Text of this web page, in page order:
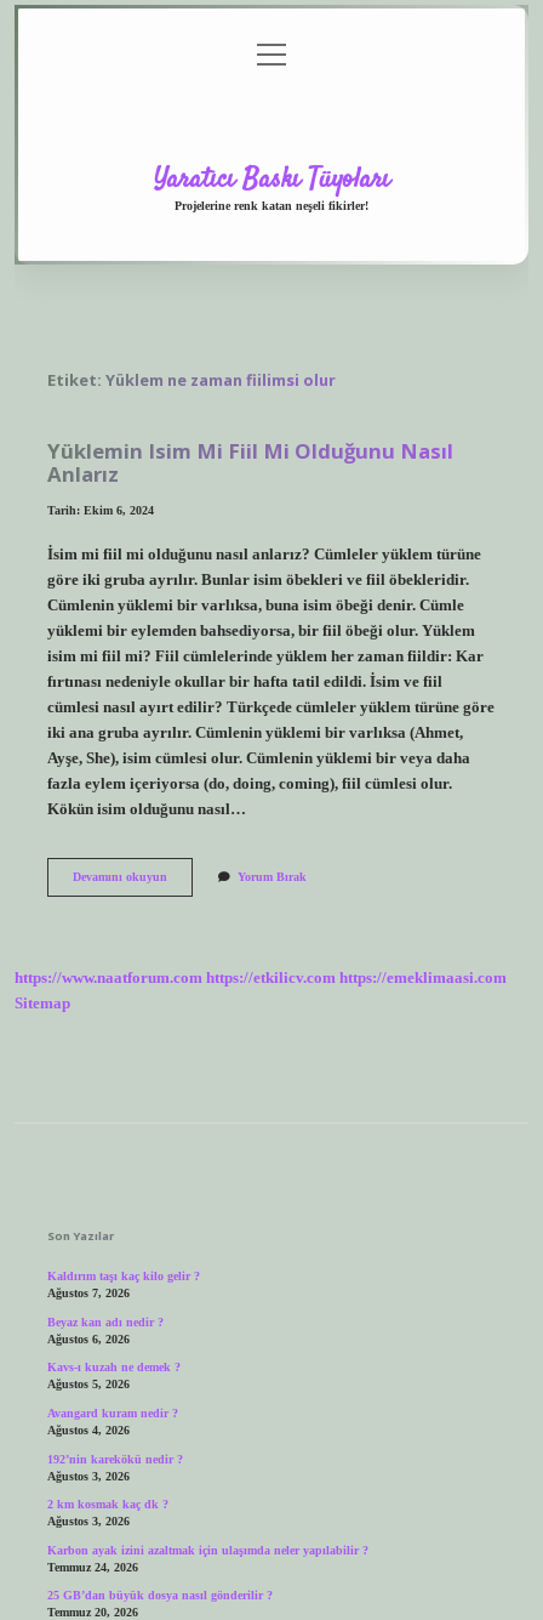
menüyü
aç
Yaratıcı Baskı Tüyoları
Projelerine renk katan neşeli fikirler!
Etiket: Yüklem ne zaman fiilimsi olur
Yüklemin Isim Mi Fiil Mi Olduğunu Nasıl
Anlarız
Tarih: Ekim 6, 2024
İsim mi fiil mi olduğunu nasıl anlarız? Cümleler yüklem türüne
göre iki gruba ayrılır. Bunlar isim öbekleri ve fiil öbekleridir.
Cümlenin yüklemi bir varlıksa, buna isim öbeği denir. Cümle
yüklemi bir eylemden bahsediyorsa, bir fiil öbeği olur. Yüklem
isim mi fiil mi? Fiil cümlelerinde yüklem her zaman fiildir: Kar
fırtınası nedeniyle okullar bir hafta tatil edildi. İsim ve fiil
cümlesi nasıl ayırt edilir? Türkçede cümleler yüklem türüne göre
iki ana gruba ayrılır. Cümlenin yüklemi bir varlıksa (Ahmet,
Ayşe, She), isim cümlesi olur. Cümlenin yüklemi bir veya daha
fazla eylem içeriyorsa (do, doing, coming), fiil cümlesi olur.
Kökün isim olduğunu nasıl…
Devamını okuyunYüklemin
Nasıl
Yorum Bırak
https://www.naatforum.com https://etkilicv.com https://emeklimaasi.com
Sitemap
Son Yazılar
Kaldırım taşı kaç kilo gelir ?
Ağustos 7, 2026
Beyaz kan adı nedir ?
Ağustos 6, 2026
Kavs-ı kuzah ne demek ?
Ağustos 5, 2026
Avangard kuram nedir ?
Ağustos 4, 2026
192’nin karekökü nedir ?
Ağustos 3, 2026
2 km kosmak kaç dk ?
Ağustos 3, 2026
Karbon ayak izini azaltmak için ulaşımda neler yapılabilir ?
Temmuz 24, 2026
25 GB’dan büyük dosya nasıl gönderilir ?
Temmuz 20, 2026